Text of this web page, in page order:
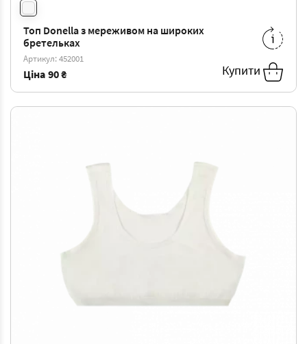
Топ Donella з мереживом на широких
бретельках
Артикул: 452001
Ціна 90 ₴ Купити
4/5